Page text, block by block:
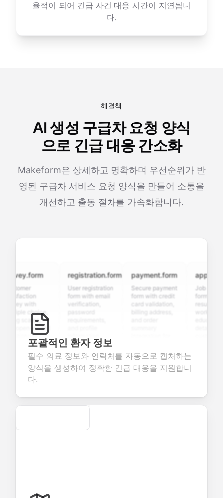
율적이 되어 긴급 사건 대응 시간이 지연됩니
다.
해결책
AI 생성 구급차 요청 양식
으로 긴급 대응 간소화
Makeform은 상세하고 명확하며 우선순위가 반
영된 구급차 서비스 요청 양식을 만들어 소통을
개선하고 출동 절차를 가속화합니다.
with
choice,
open-ended
valuable
about
products or
registration.form
User registration
form with email
verification,
fields for
seamless
account
creation.
payment.form
Secure payment
form with credit
card validation,
commerce
transactions.
Job
form with
resume
questions for
efficient
candidate
포괄적인 환자 정보
필수 의료 정보와 연락처를 자동으로 캡처하는
양식을 생성하여 정확한 긴급 대응을 지원합니
다.
Secure